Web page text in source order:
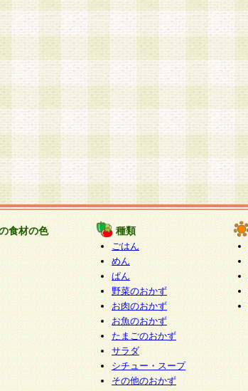
食材の色 種類
ごはん
めん
ぱん
野菜のおかず
お肉のおかず
お魚のおかず
たまごのおかず
サラダ
シチュー・スープ
その他のおかず